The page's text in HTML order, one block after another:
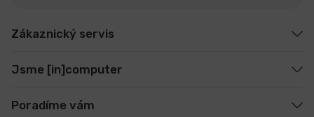
Zákaznický servis
Jsme [in]computer
Poradíme vám